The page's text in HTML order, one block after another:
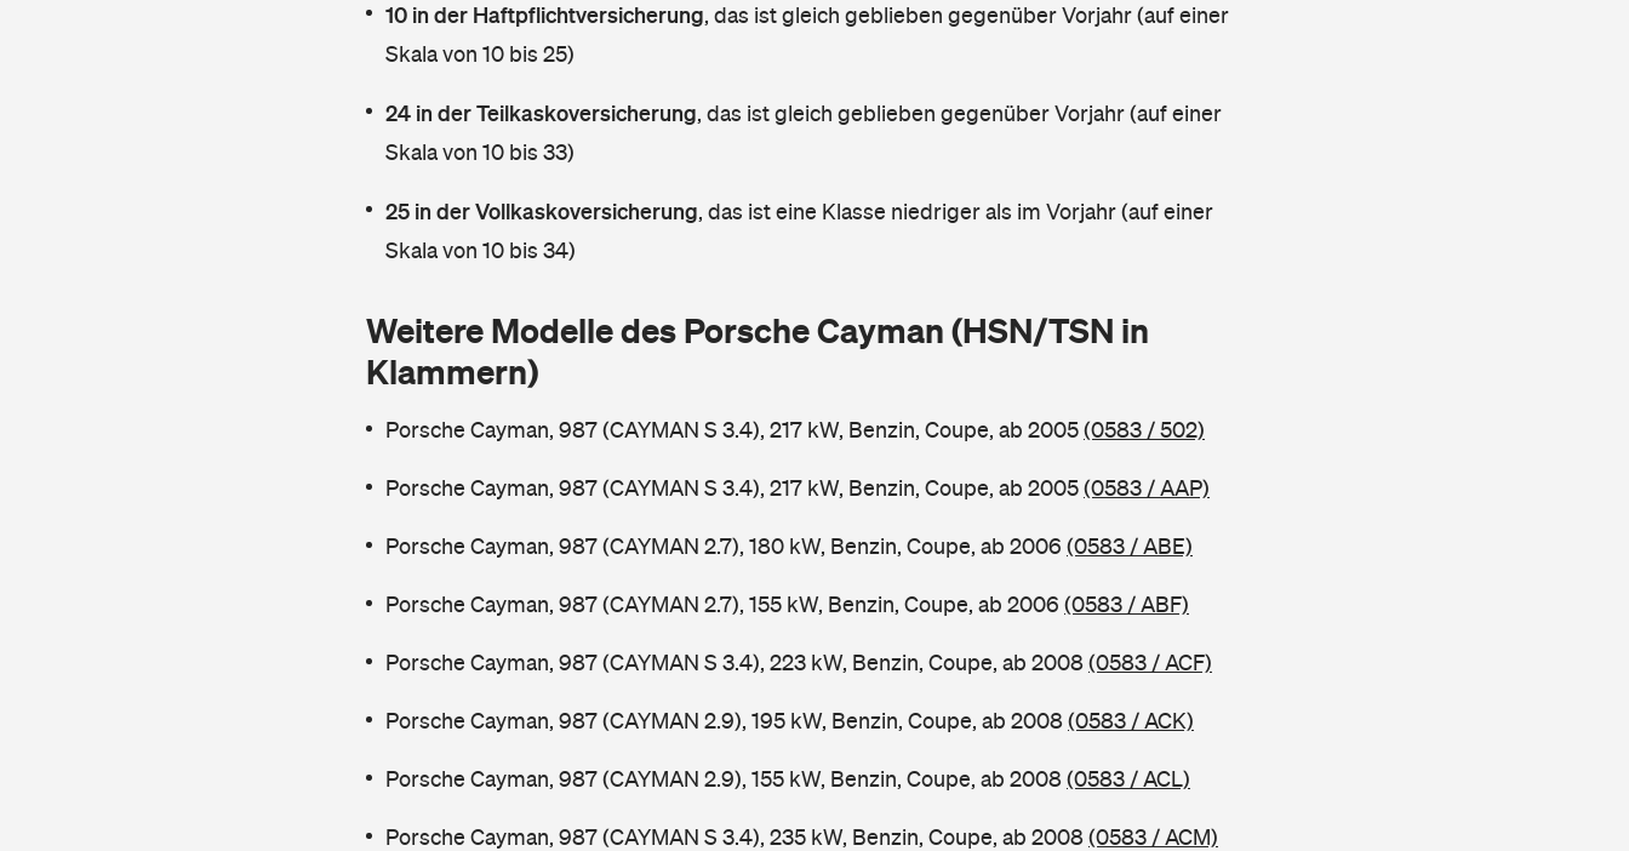
10 in der Haftpflichtversicherung, das ist gleich geblieben gegenüber Vorjahr (auf einer
Skala von 10 bis 25)
24 in der Teilkaskoversicherung, das ist gleich geblieben gegenüber Vorjahr (auf einer
Skala von 10 bis 33)
25 in der Vollkaskoversicherung, das ist eine Klasse niedriger als im Vorjahr (auf einer
Skala von 10 bis 34)
Weitere Modelle des Porsche Cayman (HSN/TSN in
Klammern)
Porsche Cayman, 987 (CAYMAN S 3.4), 217 kW, Benzin, Coupe, ab 2005(0583 / 502)
Porsche Cayman, 987 (CAYMAN S 3.4), 217 kW, Benzin, Coupe, ab 2005(0583 / AAP)
Porsche Cayman, 987 (CAYMAN 2.7), 180 kW, Benzin, Coupe, ab 2006 (0583 / ABE)
Porsche Cayman, 987 (CAYMAN 2.7), 155 kW, Benzin, Coupe, ab 2006 (0583 / ABF)
Porsche Cayman, 987 (CAYMAN S 3.4), 223 kW, Benzin, Coupe, ab 2008(0583 / ACF)
Porsche Cayman, 987 (CAYMAN 2.9), 195 kW, Benzin, Coupe, ab 2008(0583 / ACK)
Porsche Cayman, 987 (CAYMAN 2.9), 155 kW, Benzin, Coupe, ab 2008(0583 / ACL)
Porsche Cayman, 987 (CAYMAN S 3.4), 235 kW, Benzin, Coupe, ab 2008(0583 / ACM)